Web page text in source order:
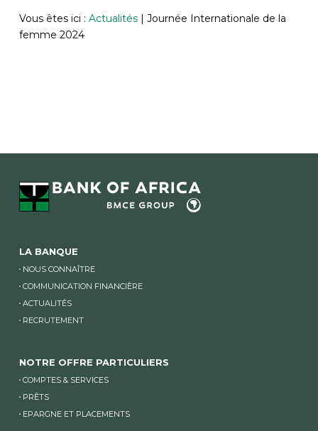
Vous êtes ici : Actualités| Journée Internationale de la
femme 2024
LA BANQUE
NOUS CONNAÎTRE
COMMUNICATION FINANCIÈRE
ACTUALITÉS
RECRUTEMENT
NOTRE OFFRE PARTICULIERS
COMPTES & SERVICES
PRÊTS
EPARGNE ET PLACEMENTS